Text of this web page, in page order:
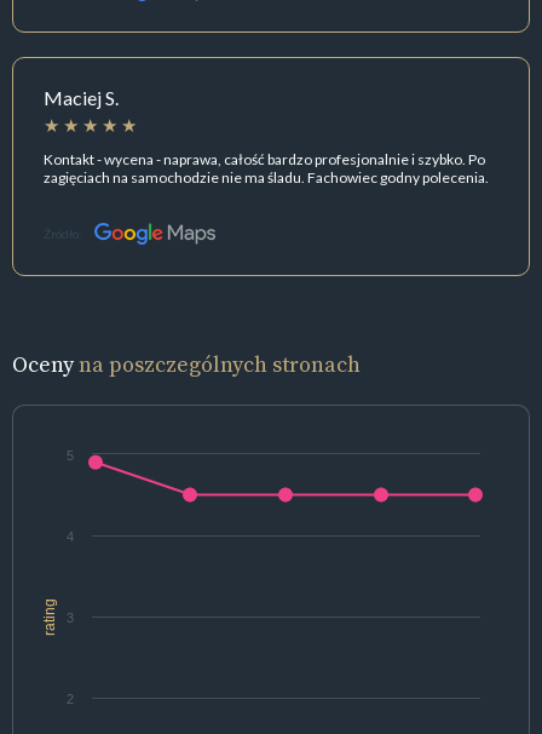
Maciej S.
Kontakt - wycena - naprawa, całość bardzo profesjonalnie i szybko. Po
zagięciach na samochodzie nie ma śladu. Fachowiec godny polecenia.
Źródło:
Ocenyna poszczególnych stronach
rating
2
3
4
5